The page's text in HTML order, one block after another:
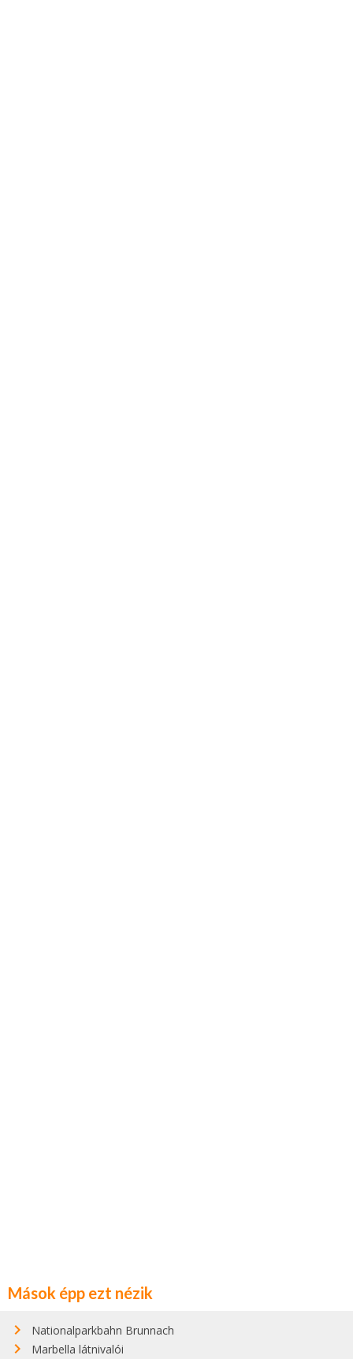
Mások épp ezt nézik
Nationalparkbahn Brunnach
Marbella látnivalói